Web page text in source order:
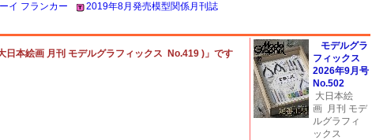
イ フランカー 2019年8月発売模型関係月刊誌
日本絵画 月刊 モデルグラフィックス No.419 )」です
モデルグラ
フィックス
2026年9月号
No.502
大日本絵
画 月刊 モデ
ルグラフィ
ックス